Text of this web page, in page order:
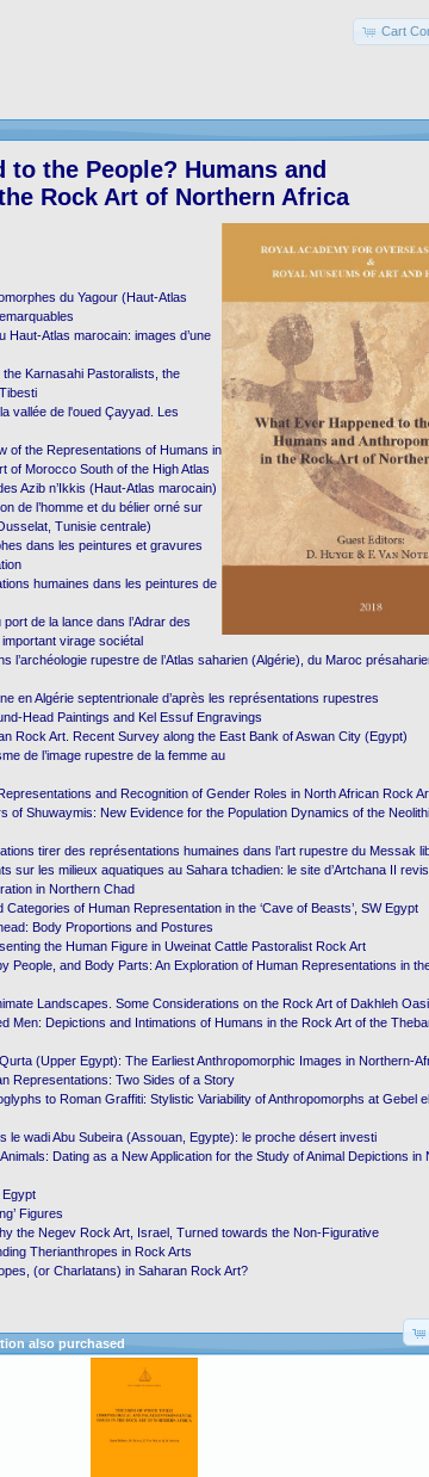
Cart
to the People? Humans and
Rock Art of Northern Africa
du Yagour (Haut-Atlas
Atlas marocain: images d’une
Karnasahi Pastoralists, the
vallée de l'oued Çayyad. Les
of the Representations of Humans in
of Morocco South of the High Atlas
Azib n’Ikkis (Haut-Atlas marocain)
de l’homme et du bélier orné sur
Tunisie centrale)
dans les peintures et gravures
humaines dans les peintures de
de la lance dans l’Adrar des
virage sociétal
l’archéologie rupestre de l’Atlas saharien (Algérie), du Maroc
en Algérie septentrionale d’après les représentations rupestres
Head Paintings and Kel Essuf Engravings
Rock Art. Recent Survey along the East Bank of Aswan City (Egypt)
de l’image rupestre de la femme au
and Recognition of Gender Roles in North African Rock
Shuwaymis: New Evidence for the Population Dynamics of the
tirer des représentations humaines dans l’art rupestre du Messak
sur les milieux aquatiques au Sahara tchadien: le site d’Artchana II
in Northern Chad
of Human Representation in the ‘Cave of Beasts’, SW Egypt
Body Proportions and Postures
the Human Figure in Uweinat Cattle Pastoralist Rock Art
People, and Body Parts: An Exploration of Human Representations in
Landscapes. Some Considerations on the Rock Art of Dakhleh
Men: Depictions and Intimations of Humans in the Rock Art of the
(Upper Egypt): The Earliest Anthropomorphic Images in Northern-
Representations: Two Sides of a Story
to Roman Graffiti: Stylistic Variability of Anthropomorphs at Gebel
le wadi Abu Subeira (Assouan, Egypte): le proche désert investi
Dating as a New Application for the Study of Animal Depictions in
Figures
the Negev Rock Art, Israel, Turned towards the Non-Figurative
Therianthropes in Rock Arts
(or Charlatans) in Saharan Rock Art?
also purchased